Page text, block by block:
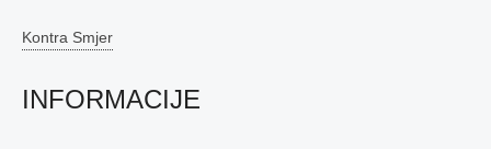
Kontra Smjer
INFORMACIJE